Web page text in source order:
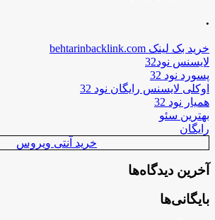
.
خرید بک لینک behtarinbacklink.com
لایسنس نود32
پسورد نود 32
اوکلی لایسنس رایگان نود 32
همیار نود 32
بهترین سئو
رایگان
خرید آنتی ویروس
آخرین دیدگاه‌ها
بایگانی‌ها